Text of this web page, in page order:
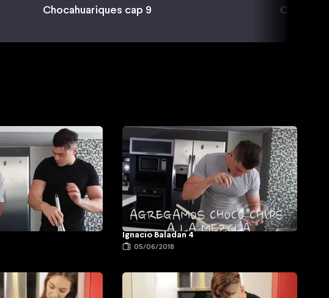
Chocahuariques cap 9
Ignacio Baladan 4
05/06/2018